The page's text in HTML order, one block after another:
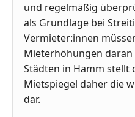
und regelmäßig
als Grundlage bei
Vermieter:innen
Mieterhöhungen
Städten in Hamm stellt
Mietspiegel daher die
dar.